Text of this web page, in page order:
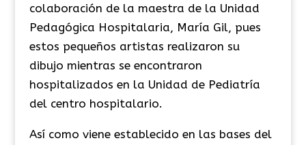
colaboración de la maestra de la Unidad
Pedagógica Hospitalaria, María Gil, pues
estos pequeños artistas realizaron su
dibujo mientras se encontraron
hospitalizados en la Unidad de Pediatría
del centro hospitalario.
Así como viene establecido en las bases del